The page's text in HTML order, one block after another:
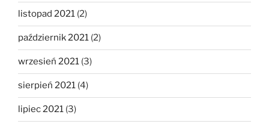
listopad 2021 (2)
październik 2021 (2)
wrzesień 2021 (3)
sierpień 2021 (4)
lipiec 2021 (3)